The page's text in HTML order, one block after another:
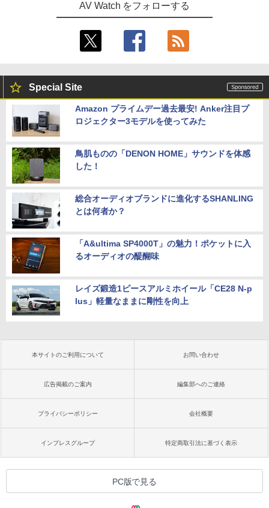
AV Watch をフォローする
Special Site
Amazon プライムデー過去最安! Anker注目プ
ロジェクター3モデルを使ってみた
鳥肌ものの「DENON HOME」サウンドを体感
した！
総合オーディオブランドに進化するSHANLING
とは何者か？
「A&ultima SP4000T」の魅力！ポケットに入
るオーディオの醍醐味
レイズ鍛造1ピースアルミホイール「CE28 N-p
lus」軽量なままに剛性を向上
本サイトのご利用について お問い合わせ
広告掲載のご案内 編集部へのご連絡
プライバシーポリシー 会社概要
インプレスグループ 特定商取引法に基づく表示
PC版で見る